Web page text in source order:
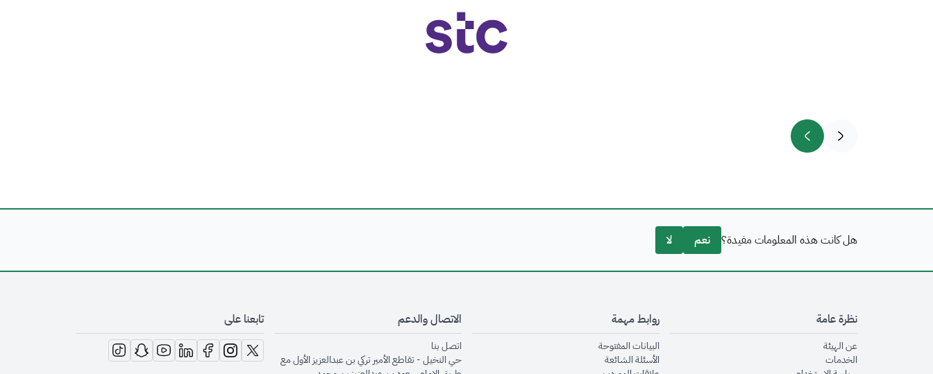
هل كانت هذه المعلومات مفيدة؟ نعم لا
نظرة عامة
عن الهيئةopens in new window
الخدماتopens in new window
روابط مهمة
البيانات المفتوحةopens in new window
الأسئلة الشائعةopens in new window
الاتصال والدعم
اتصل بنا
حي النخيل - تقاطع الأمير تركي بن عبدالعزيز الأول مع
تابعنا على
opens in new window
opens in new window
opens in new window
opens in new window
opens in new window
opens in new window
opens in new window